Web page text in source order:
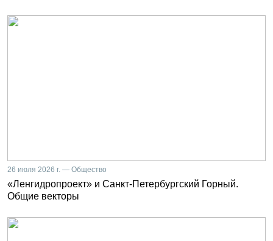
26 июля 2026 г. — Общество
«Ленгидропроект» и Санкт-Петербургский Горный.
Общие векторы